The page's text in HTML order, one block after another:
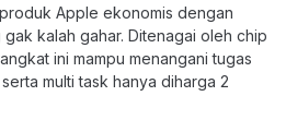
Apple ekonomis dengan
kalah gahar. Ditenagai oleh chip
ini mampu menangani tugas
multi task hanya diharga 2